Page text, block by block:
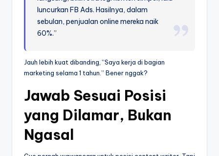
luncurkan FB Ads. Hasilnya, dalam
sebulan, penjualan online mereka naik
60%.”
Jauh lebih kuat dibanding, “Saya kerja di bagian
marketing selama 1 tahun.” Bener nggak?
Jawab Sesuai Posisi
yang Dilamar, Bukan
Ngasal